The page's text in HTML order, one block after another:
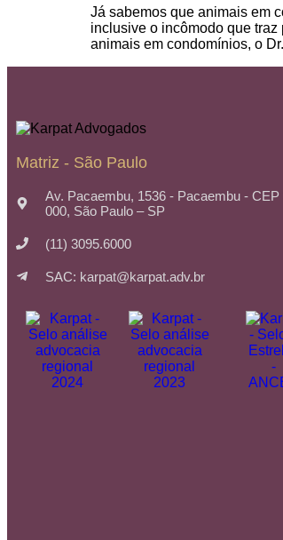
Já sabemos que animais em
inclusive o incômodo que
animais em condomínios, o
Matriz - São Paulo
Av. Pacaembu, 1536 - Pacaembu - CEP
000, São Paulo – SP
(11) 3095.6000
SAC: karpat@karpat.adv.br